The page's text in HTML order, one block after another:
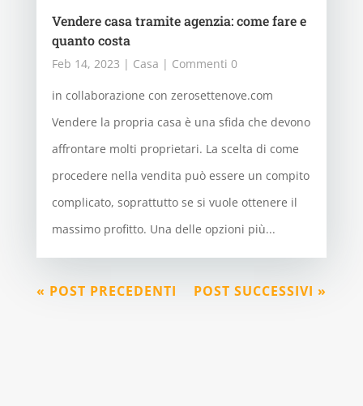
Vendere casa tramite agenzia: come fare e
quanto costa
Feb 14, 2023 | Casa | Commenti 0
in collaborazione con zerosettenove.com
Vendere la propria casa è una sfida che devono
affrontare molti proprietari. La scelta di come
procedere nella vendita può essere un compito
complicato, soprattutto se si vuole ottenere il
massimo profitto. Una delle opzioni più...
« POST PRECEDENTI POST SUCCESSIVI »